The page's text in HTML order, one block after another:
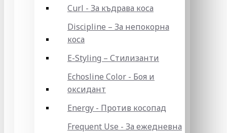
Curl - За къдрава коса
Discipline – За непокорна
коса
E-Styling – Стилизанти
Echosline Color - Боя и
оксидант
Energy - Против косопад
Frequent Use - За ежедневна